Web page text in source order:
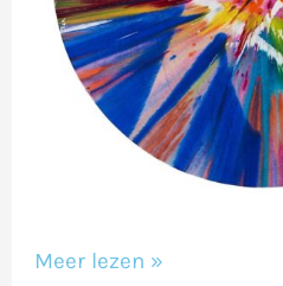
Meer lezen »